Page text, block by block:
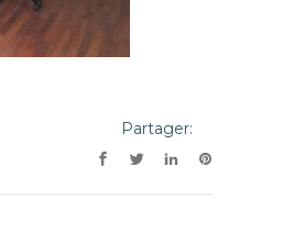
Partager: